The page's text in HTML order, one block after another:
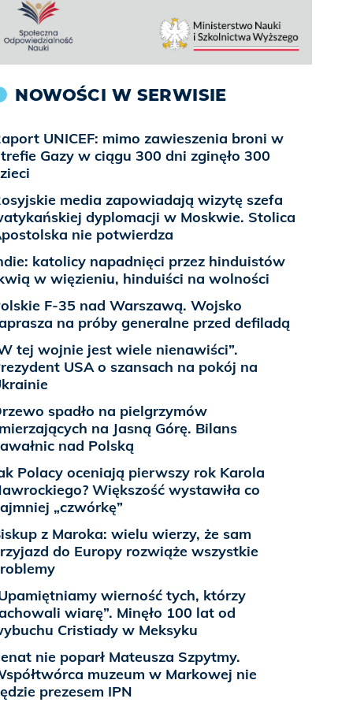
NOWOŚCI W SERWISIE
UNICEF: mimo zawieszenia broni w
Gazy w ciągu 300 dni zginęło 300
media zapowiadają wizytę szefa
dyplomacji w Moskwie. Stolica
nie potwierdza
katolicy napadnięci przez hinduistów
w więzieniu, hinduiści na wolności
F-35 nad Warszawą. Wojsko
na próby generalne przed defiladą
tej wojnie jest wiele nienawiści”.
USA o szansach na pokój na
spadło na pielgrzymów
na Jasną Górę. Bilans
nad Polską
Polacy oceniają pierwszy rok Karola
Większość wystawiła co
„czwórkę”
z Maroka: wielu wierzy, że sam
do Europy rozwiąże wszystkie
wierność tych, którzy
wiarę”. Minęło 100 lat od
Cristiady w Meksyku
nie poparł Mateusza Szpytmy.
muzeum w Markowej nie
prezesem IPN